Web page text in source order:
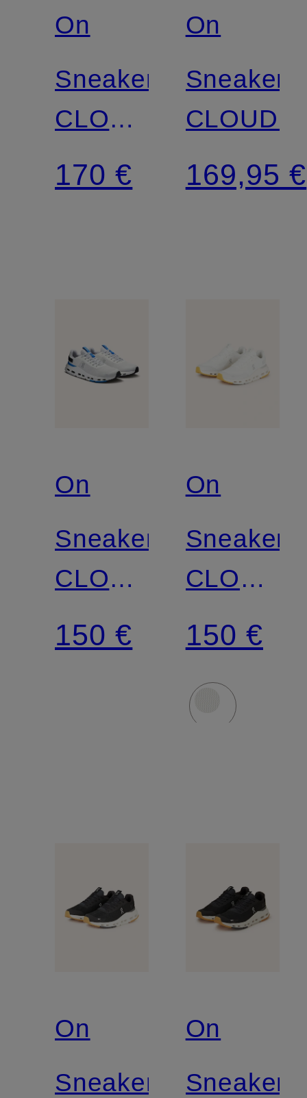
On
Sneaker
CLOUDNOVA
2
170 €
On
Sneaker
169,95 €
On
Sneaker
CLOUDNOVA
FORM
2
150 €
On
Sneaker
FORM
2
150 €
On
Sneaker
On
Sneaker